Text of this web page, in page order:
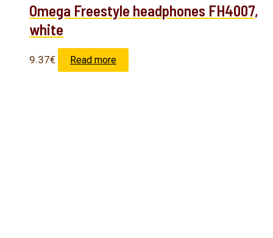
Omega Freestyle headphones FH4007,
white
9.37€ Read more